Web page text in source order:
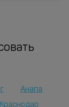
Анапа
Краснодар